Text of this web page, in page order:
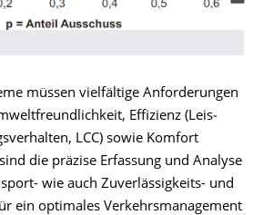
müssen viel­fältige Anfor­de­rungen
Effizienz (Leis­
LCC) sowie Komfort
die präzise Erfas­sung und Analyse
wie auch Zuver­läs­sig­keits- und
ein optimales Ver­kehrs­mana­ge­ment